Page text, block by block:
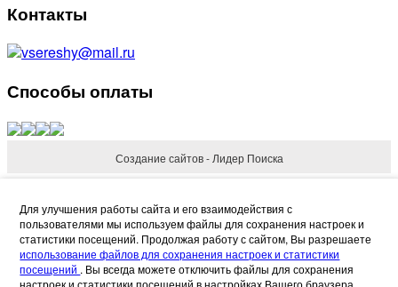
Контакты
vsereshy@mail.ru
Способы оплаты
Создание сайтов - Лидер Поиска
Refund Reason
Для улучшения работы сайта и его взаимодействия с
пользователями мы используем файлы для сохранения настроек и
статистики посещений. Продолжая работу с сайтом, Вы разрешаете
использование файлов для сохранения настроек и статистики
посещений . Вы всегда можете отключить файлы для сохранения
настроек и статистики посещений в настройках Вашего браузера.